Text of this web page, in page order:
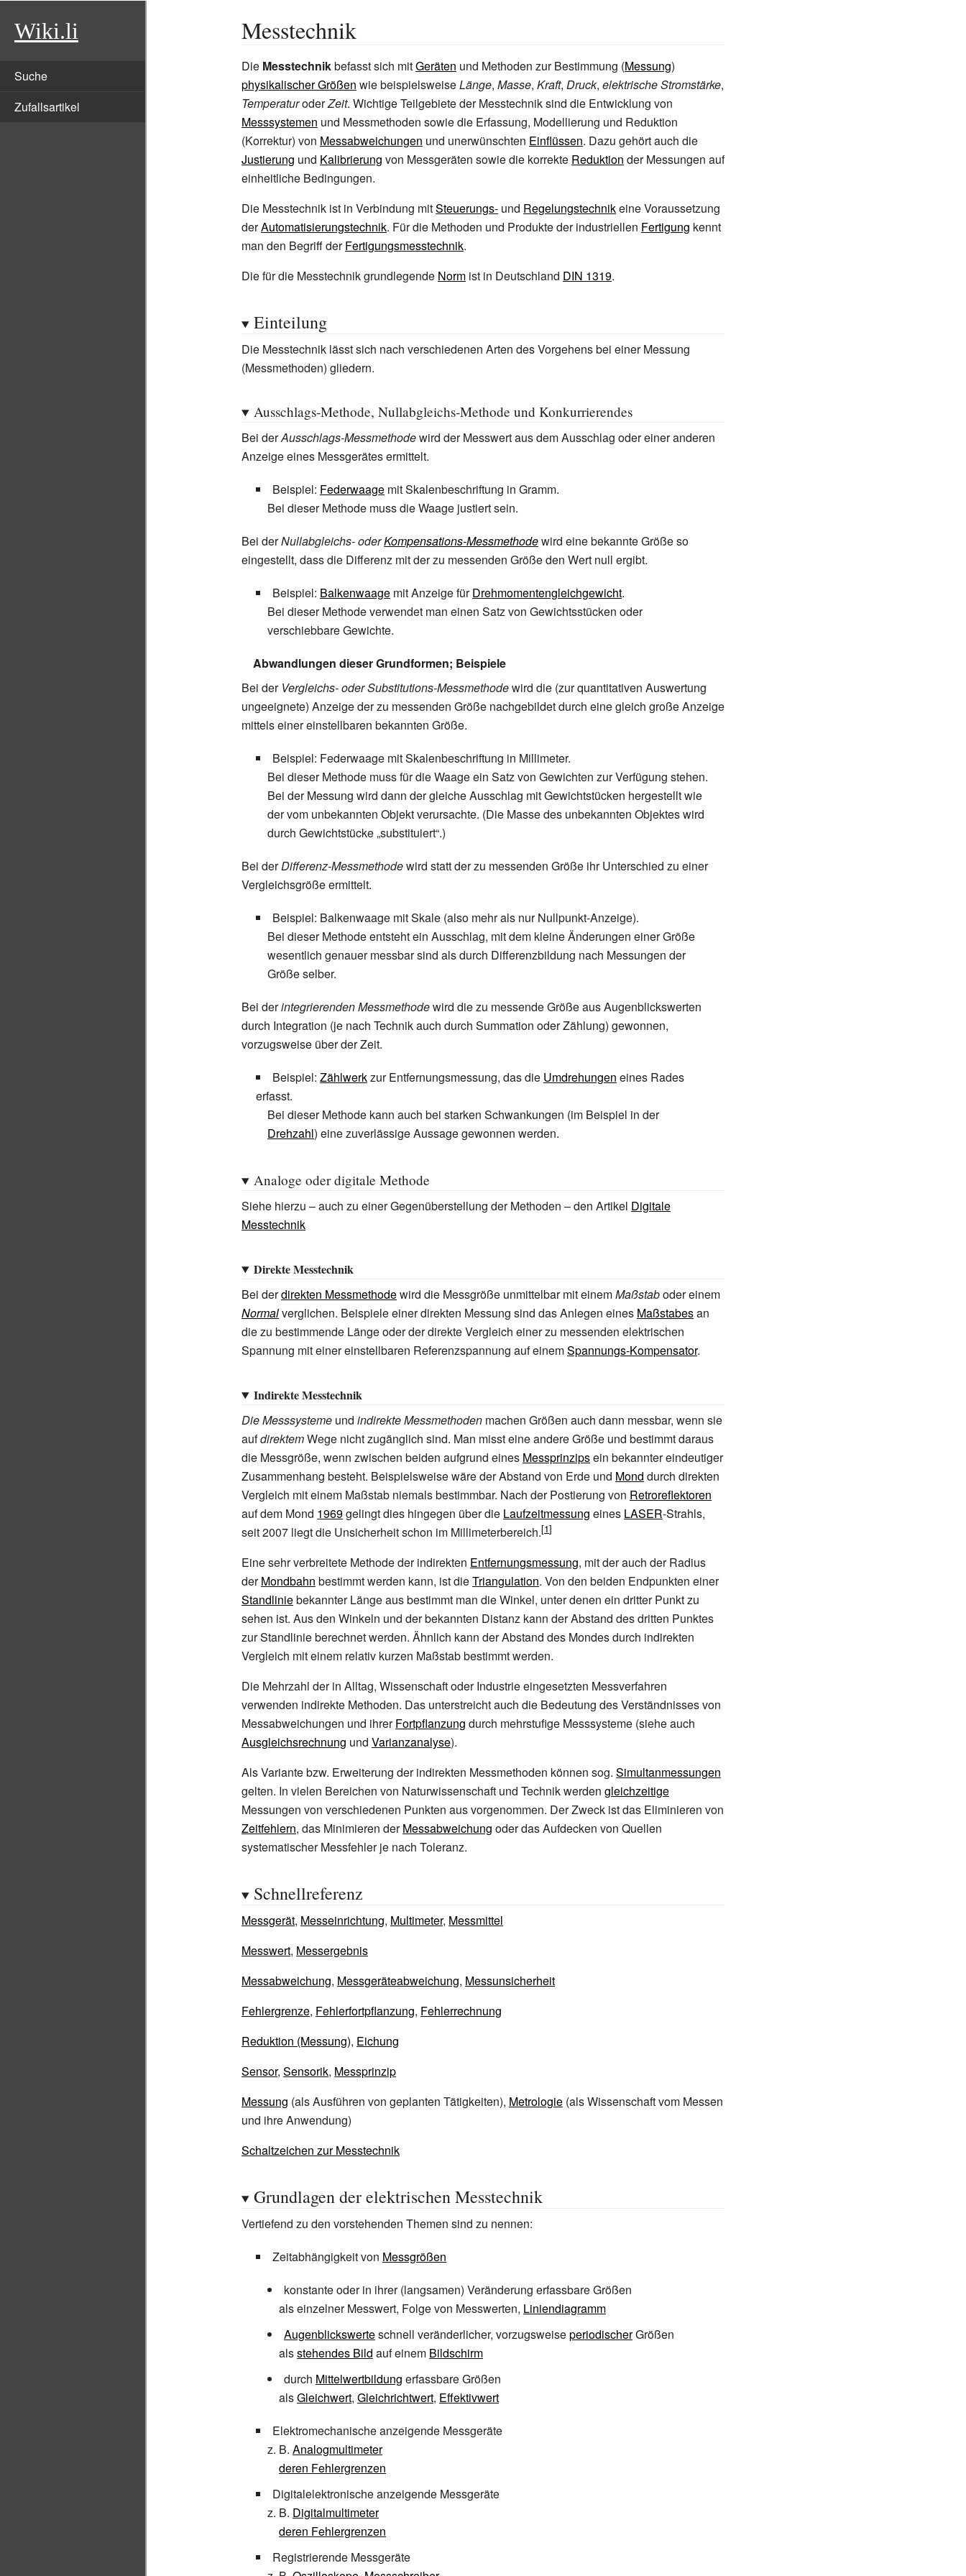
Wiki.li
Suche
Zufallsartikel
Messtechnik
Die Messtechnikbefasst sich mitGeräten und Methoden zur Bestimmung (Messung)
physikalischer Größen wie beispielsweiseLänge, Masse, Kraft, Druck, elektrische Stromstärke,
TemperaturoderZeit. Wichtige Teilgebiete der Messtechnik sind die Entwicklung von
Messsystemen und Messmethoden sowie die Erfassung, Modellierung und Reduktion
(Korrektur) von Messabweichungen und unerwünschten Einflüssen. Dazu gehört auch die
Justierung und Kalibrierung von Messgeräten sowie die korrekte Reduktion der Messungen auf
einheitliche Bedingungen.
Die Messtechnik ist in Verbindung mitSteuerungs- und Regelungstechnikeine Voraussetzung
derAutomatisierungstechnik. Für die Methoden und Produkte der industriellen Fertigung kennt
man den Begriff derFertigungsmesstechnik.
Die für die Messtechnik grundlegende Norm ist in Deutschland DIN 1319.
Einteilung
Die Messtechnik lässt sich nach verschiedenen Arten des Vorgehens bei einer Messung
(Messmethoden) gliedern.
Ausschlags-Methode, Nullabgleichs-Methode und Konkurrierendes
Bei derAusschlags-Messmethodewird der Messwert aus dem Ausschlag oder einer anderen
Anzeige eines Messgerätes ermittelt.
Beispiel: Federwaage mit Skalenbeschriftung in Gramm.
Bei dieser Methode muss die Waage justiert sein.
Bei derNullabgleichs- oderKompensations-Messmethodewird eine bekannte Größe so
eingestellt, dass die Differenz mit der zu messenden Größe den Wert null ergibt.
Beispiel: Balkenwaage mit Anzeige fürDrehmomentengleichgewicht.
Bei dieser Methode verwendet man einen Satz von Gewichtsstücken oder
verschiebbare Gewichte.
Abwandlungen dieser Grundformen; Beispiele
Bei der Vergleichs- oder Substitutions-Messmethodewird die (zur quantitativen Auswertung
ungeeignete) Anzeige der zu messenden Größe nachgebildet durch eine gleich große Anzeige
mittels einer einstellbaren bekannten Größe.
Beispiel: Federwaage mit Skalenbeschriftung in Millimeter.
Bei dieser Methode muss für die Waage ein Satz von Gewichten zur Verfügung stehen.
Bei der Messung wird dann der gleiche Ausschlag mit Gewichtstücken hergestellt wie
der vom unbekannten Objekt verursachte. (Die Masse des unbekannten Objektes wird
durch Gewichtstücke „substituiert“.)
Bei derDifferenz-Messmethodewird statt der zu messenden Größe ihr Unterschied zu einer
Vergleichsgröße ermittelt.
Beispiel: Balkenwaage mit Skale (also mehr als nur Nullpunkt-Anzeige).
Bei dieser Methode entsteht ein Ausschlag, mit dem kleine Änderungen einer Größe
wesentlich genauer messbar sind als durch Differenzbildung nach Messungen der
Größe selber.
Bei derintegrierenden Messmethodewird die zu messende Größe aus Augenblickswerten
durch Integration (je nach Technik auch durch Summation oder Zählung) gewonnen,
vorzugsweise über der Zeit.
Beispiel: Zählwerkzur Entfernungsmessung, das die Umdrehungen eines Rades
erfasst.
Bei dieser Methode kann auch bei starken Schwankungen (im Beispiel in der
Drehzahl) eine zuverlässige Aussage gewonnen werden.
Analoge oder digitale Methode
Siehe hierzu – auch zu einer Gegenüberstellung der Methoden – den Artikel Digitale
Messtechnik
Direkte Messtechnik
Bei derdirekten Messmethodewird die Messgröße unmittelbar mit einemMaßstaboder einem
Normalverglichen. Beispiele einer direkten Messung sind das Anlegen eines Maßstabesan
die zu bestimmende Länge oder der direkte Vergleich einer zu messenden elektrischen
Spannung mit einer einstellbaren Referenzspannung auf einemSpannungs-Kompensator.
Indirekte Messtechnik
Die Messsysteme und indirekte Messmethoden machen Größen auch dann messbar, wenn sie
aufdirektemWege nicht zugänglich sind. Man misst eine andere Größe und bestimmt daraus
die Messgröße, wenn zwischen beiden aufgrund eines Messprinzipsein bekannter eindeutiger
Zusammenhang besteht. Beispielsweise wäre der Abstand von Erde und Mond durch direkten
Vergleich mit einem Maßstab niemals bestimmbar. Nach der Postierung von Retroreflektoren
auf dem Mond 1969gelingt dies hingegen über die Laufzeitmessung eines LASER-Strahls,
seit 2007 liegt die Unsicherheit schon im Millimeterbereich.
Eine sehr verbreitete Methode der indirekten Entfernungsmessung, mit der auch der Radius
derMondbahn bestimmt werden kann, ist dieTriangulation. Von den beiden Endpunkten einer
Standliniebekannter Länge aus bestimmt man die Winkel, unter denen ein dritter Punkt zu
sehen ist. Aus den Winkeln und der bekannten Distanz kann der Abstand des dritten Punktes
zur Standlinie berechnet werden. Ähnlich kann der Abstand des Mondes durch indirekten
Vergleich mit einem relativ kurzen Maßstab bestimmt werden.
Die Mehrzahl der in Alltag, Wissenschaft oder Industrie eingesetzten Messverfahren
verwenden indirekte Methoden. Das unterstreicht auch die Bedeutung des Verständnisses von
Messabweichungen und ihrerFortpflanzung durch mehrstufige Messsysteme (siehe auch
Ausgleichsrechnung und Varianzanalyse).
Als Variante bzw. Erweiterung der indirekten Messmethoden können sog. Simultanmessungen
gelten. In vielen Bereichen von Naturwissenschaft und Technik werden gleichzeitige
Messungen von verschiedenen Punkten aus vorgenommen. Der Zweck ist das Eliminieren von
Zeitfehlern, das Minimieren derMessabweichung oder das Aufdecken von Quellen
systematischer Messfehler je nach Toleranz.
Schnellreferenz
Messgerät, Messeinrichtung, Multimeter, Messmittel
Messwert, Messergebnis
Messabweichung, Messgeräteabweichung, Messunsicherheit
Fehlergrenze, Fehlerfortpflanzung, Fehlerrechnung
Reduktion (Messung), Eichung
Sensor, Sensorik, Messprinzip
Messung (als Ausführen von geplanten Tätigkeiten), Metrologie (als Wissenschaft vom Messen
und ihre Anwendung)
Schaltzeichen zur Messtechnik
Grundlagen der elektrischen Messtechnik
Vertiefend zu den vorstehenden Themen sind zu nennen:
Zeitabhängigkeit von Messgrößen
konstante oder in ihrer (langsamen) Veränderung erfassbare Größen
als einzelner Messwert, Folge von Messwerten, Liniendiagramm
Augenblickswerteschnell veränderlicher, vorzugsweiseperiodischerGrößen
alsstehendes Bild auf einem Bildschirm
durch Mittelwertbildung erfassbare Größen
alsGleichwert, Gleichrichtwert, Effektivwert
Elektromechanische anzeigende Messgeräte
z. B. Analogmultimeter
deren Fehlergrenzen
Digitalelektronische anzeigende Messgeräte
z. B. Digitalmultimeter
deren Fehlergrenzen
Registrierende Messgeräte